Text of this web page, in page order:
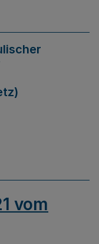
vom